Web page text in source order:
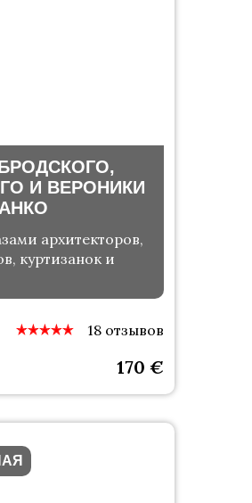
И ВЕРОНИКИ
архитекторов,
куртизанок и
18 отзывов
170 €